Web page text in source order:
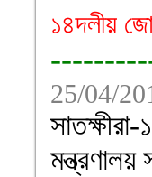
১৪দলীয়
----------
25/04/